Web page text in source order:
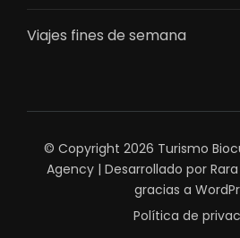
Viajes fines de semana
© Copyright 2026 Turismo
Agency | Desarrollado por
gracias a
Política de